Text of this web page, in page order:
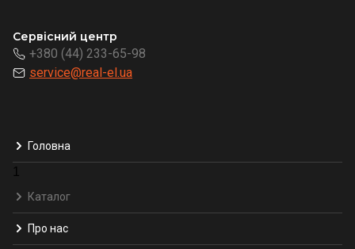
Сервісний центр
+380 (44) 233-65-98
service@real-el.ua
Головна
1
Каталог
Про нас